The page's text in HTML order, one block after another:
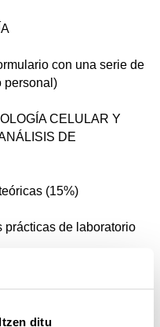
ditu
con una serie de
personal)
CELULAR Y
DE
(15%)
prácticas de laboratorio
digital de
proteína (60%)